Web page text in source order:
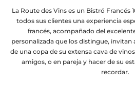
La Route des Vins es un Bistró Francés
todos sus clientes una experiencia
francés, acompañado del
personalizada que los distingue, invitan
de una copa de su extensa cava de
amigos, o en pareja y hacer de su
recordar.